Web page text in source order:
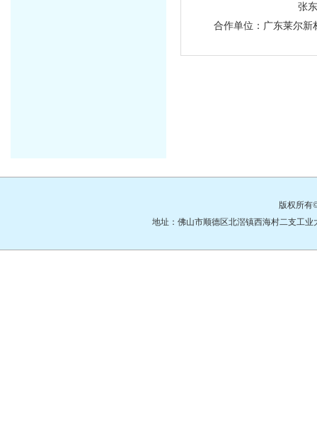
张
合作单位：广东莱尔新
版权所有
地址：佛山市顺德区北滘镇西海村二支工